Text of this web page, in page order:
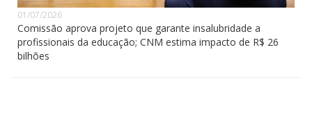
01/07/2026
Comissão aprova projeto que garante insalubridade a
profissionais da educação; CNM estima impacto de R$ 26
bilhões